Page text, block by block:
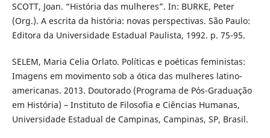
SCOTT, Joan. “História das mulheres”. In: BURKE, Peter
(Org.). A escrita da história: novas perspectivas. São Paulo:
Editora da Universidade Estadual Paulista, 1992. p. 75-95.
SELEM, Maria Celia Orlato. Políticas e poéticas feministas:
Imagens em movimento sob a ótica das mulheres latino-
americanas. 2013. Doutorado (Programa de Pós-Graduação
em História) – Instituto de Filosofia e Ciências Humanas,
Universidade Estadual de Campinas, Campinas, SP, Brasil.